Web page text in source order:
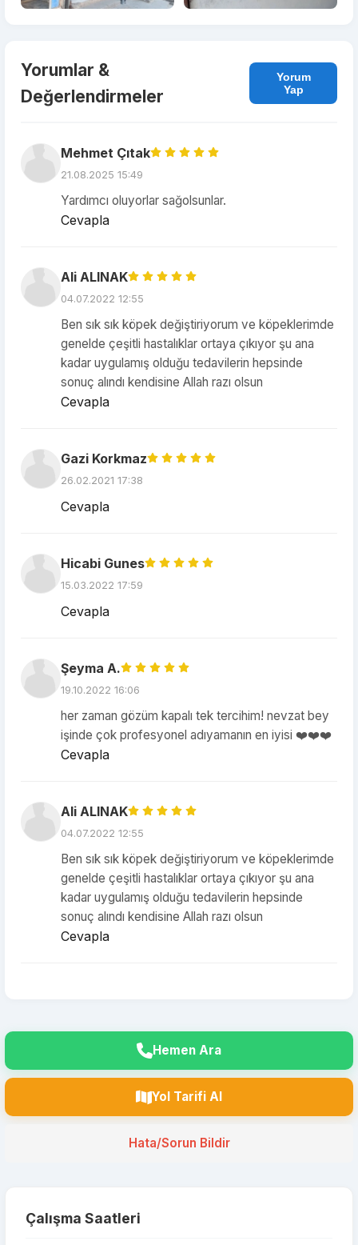
Yorumlar &
Değerlendirmeler
Yorum
Yap
Mehmet Çıtak
21.08.2025 15:49
Yardımcı oluyorlar sağolsunlar.
Cevapla
Ali ALINAK
04.07.2022 12:55
Ben sık sık köpek değiştiriyorum ve köpeklerimde
genelde çeşitli hastalıklar ortaya çıkıyor şu ana
kadar uygulamış olduğu tedavilerin hepsinde
sonuç alındı kendisine Allah razı olsun
Cevapla
Gazi Korkmaz
26.02.2021 17:38
Cevapla
Hicabi Gunes
15.03.2022 17:59
Cevapla
Şeyma A.
19.10.2022 16:06
her zaman gözüm kapalı tek tercihim! nevzat bey
işinde çok profesyonel adıyamanın en iyisi ❤️❤️❤️
Cevapla
Ali ALINAK
04.07.2022 12:55
Ben sık sık köpek değiştiriyorum ve köpeklerimde
genelde çeşitli hastalıklar ortaya çıkıyor şu ana
kadar uygulamış olduğu tedavilerin hepsinde
sonuç alındı kendisine Allah razı olsun
Cevapla
Hemen Ara
Yol Tarifi Al
Hata/Sorun Bildir
Çalışma Saatleri